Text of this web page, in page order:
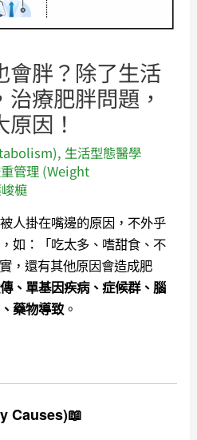
會胖？除了生活
療肥胖問題，
因！
, 生活型態醫學
管理 (Weight
榳
人掛在嘴邊的原因，不外乎
如：「吃太多、嗜甜食、不
，還有其他原因會造成肥
、單基因疾病、症候群、腦
藥物導致 。
Causes)📖